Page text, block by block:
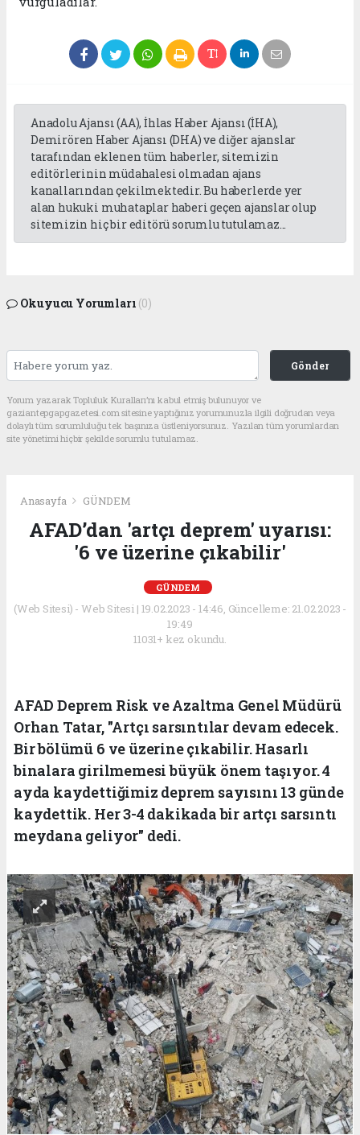
Anadolu Ajansı (AA), İhlas Haber Ajansı (İHA),
Demirören Haber Ajansı (DHA) ve diğer ajanslar
tarafından eklenen tüm haberler, sitemizin
editörlerinin müdahalesi olmadan ajans
kanallarından çekilmektedir. Bu haberlerde yer
alan hukuki muhataplar haberi geçen ajanslar olup
sitemizin hiç bir editörü sorumlu tutulamaz...
Okuyucu Yorumları (0)
Gönder
Yorum yazarak Topluluk Kuralları’nı kabul etmiş bulunuyor ve
gaziantepgapgazetesi.com sitesine yaptığınız yorumunuzla ilgili doğrudan veya
dolaylı tüm sorumluluğu tek başınıza üstleniyorsunuz. Yazılan tüm yorumlardan
site yönetimi hiçbir şekilde sorumlu tutulamaz.
Anasayfa GÜNDEM
AFAD’dan 'artçı deprem' uyarısı:
'6 ve üzerine çıkabilir'
GÜNDEM
(Web Sitesi) - Web Sitesi | 19.02.2023 - 14:46, Güncelleme: 21.02.2023 -
19:49
11031+ kez okundu.
AFAD Deprem Risk ve Azaltma Genel Müdürü
Orhan Tatar, "Artçı sarsıntılar devam edecek.
Bir bölümü 6 ve üzerine çıkabilir. Hasarlı
binalara girilmemesi büyük önem taşıyor. 4
ayda kaydettiğimiz deprem sayısını 13 günde
kaydettik. Her 3-4 dakikada bir artçı sarsıntı
meydana geliyor" dedi.